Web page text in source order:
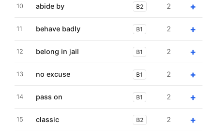
10 abide by B2 2 +
11 behave badly B1 2 +
12 belong in jail B1 2 +
13 no excuse B1 2 +
14 pass on B1 2 +
15 classic B2 2 +